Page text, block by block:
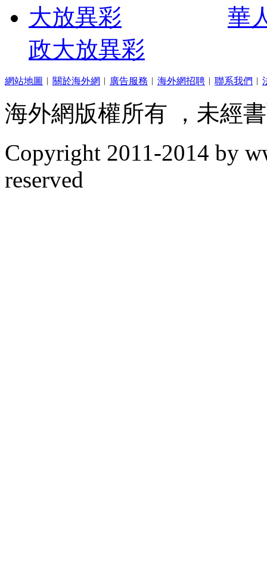
華
政大放異彩
網站地圖 ︱ 關於海外網 ︱ 廣告服務 ︱ 海外網招聘 ︱ 聯系我們 ︱
海外網版權所有 ，未經
Copyright 2011-2014 by
reserved